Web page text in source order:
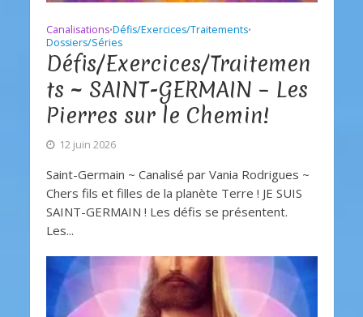
Canalisations•Défis/Exercices/Traitements•
Dossiers/Séries
Défis/Exercices/Traitemen
ts ~ SAINT-GERMAIN – Les
Pierres sur le Chemin!
12 juin 2026
Saint-Germain ~ Canalisé par Vania Rodrigues ~
Chers fils et filles de la planète Terre ! JE SUIS
SAINT-GERMAIN ! Les défis se présentent.
Les...